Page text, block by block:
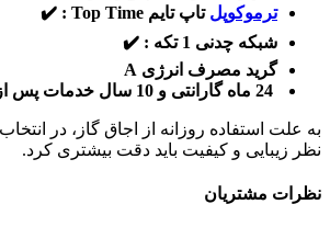
ترموکوپل تاپ تایم Top Time : ✔️
شبکه چدنی 1 تکه : ✔️
گرید مصرف انرژی A
به علت استفاده روزانه از اجاق گاز، در
نظر زیبایی و کیفیت باید دقت بیشتری کرد.
نظرات مشتریان